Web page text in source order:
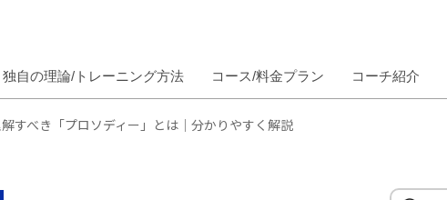
独自の理論/トレーニング方法 コース/料金プラン コーチ紹介
すべき「プロソディー」とは｜分かりやすく解説